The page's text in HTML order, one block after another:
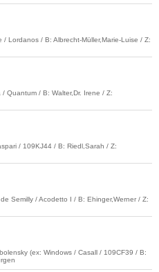
Lordanos / B: Albrecht-Müller,Marie-Luise / Z:
Quantum / B: Walter,Dr. Irene / Z:
/ 109KJ44 / B: Riedl,Sarah / Z:
Semilly / Acodetto I / B: Ehinger,Werner / Z:
(ex: Windows / Casall / 109CF39 / B: